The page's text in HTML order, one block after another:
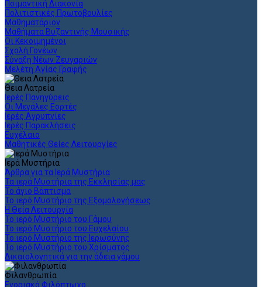
Ποιμαντική Διακονία
Πολιτιστικές Πρωτοβουλίες
Μαθηματάριον
Μαθήματα Βυζαντινής Μουσικής
Οι Κεκοιμημένοι
Σχολή Γονέων
Σύναξη Νέων Ζευγαριών
Μελέτη Αγίας Γραφής
Θεια Λατρεία
Ιερές Πανηγύρεις
Οι Μεγάλες Εορτές
Ιερές Αγρυπνίες
Ιερές Παρακλήσεις
Ευχέλαιο
Μαθητικές Θείες Λειτουργίες
Ιερά Μυστήρια
Άρθρα για τα Ιερά Μυστήρια
Τα ιερά Μυστήρια της Εκκλησίας μας
Το άγιο Βάπτισμα
Το ιερό Μυστήριο της Εξομολογήσεως
Η Θεία Λειτουργία
Το ιερό Μυστήριο του Γάμου
Το ιερό Μυστήριο του Ευχελαίου
Το ιερό Μυστήριο της Ιερωσύνης
Το ιερό Μυστήριο του Χρίσματος
Δικαιολογητικά για την άδεια γάμου
Φιλανθρωπία
Ενοριακό Φιλόπτωχο